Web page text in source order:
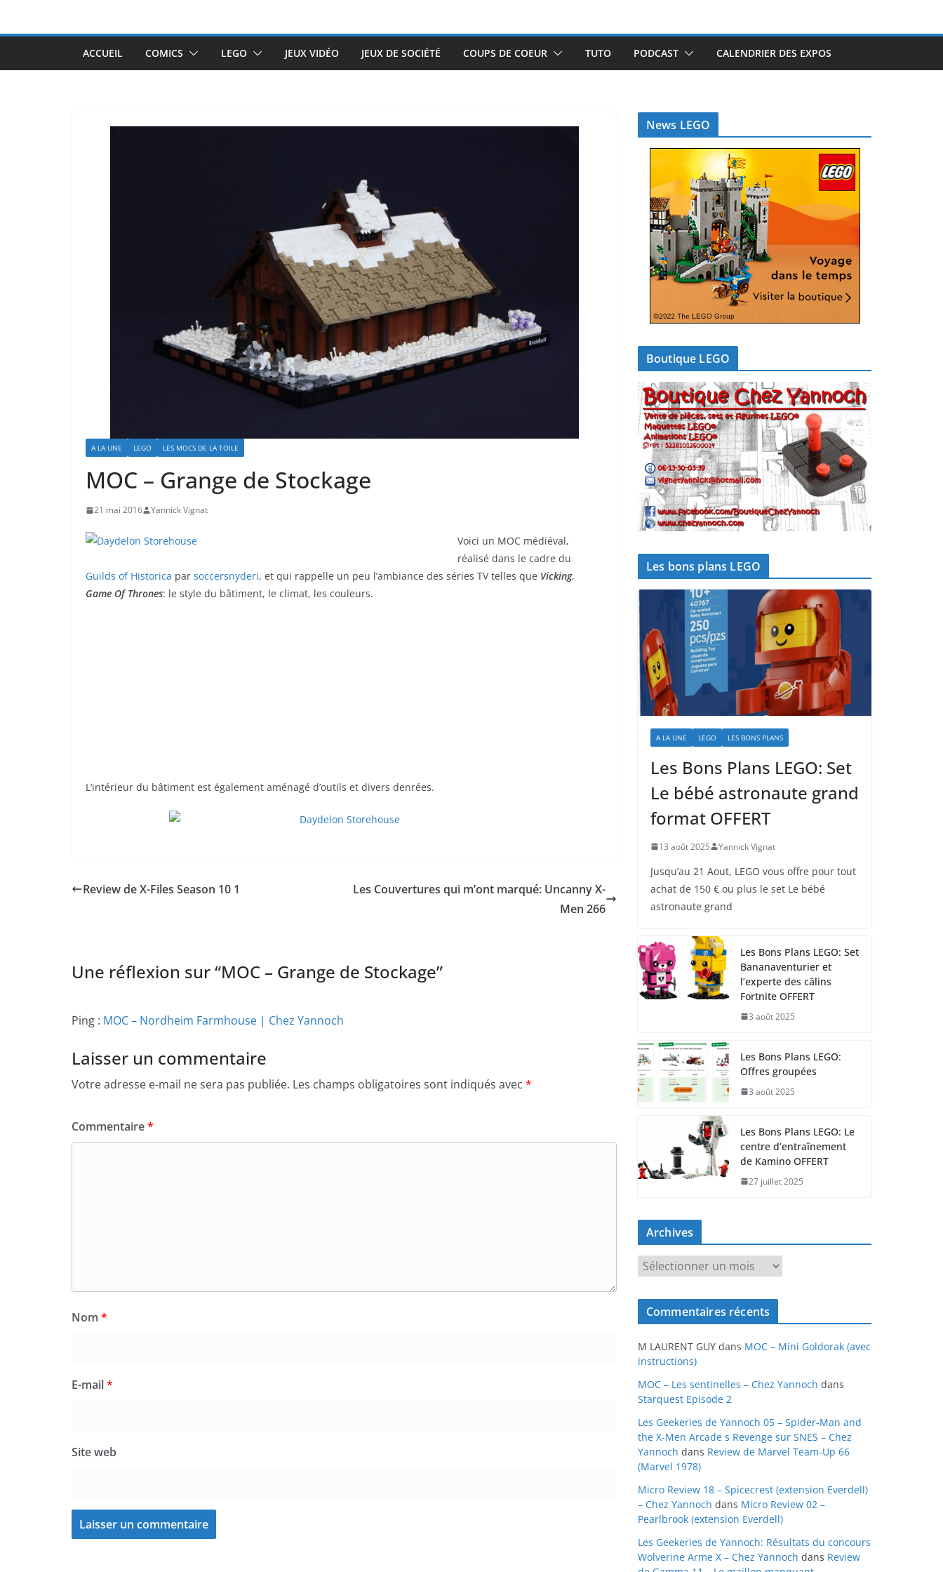
ACCUEIL COMICS LEGO JEUX VIDÉO JEUX DE SOCIÉTÉ COUPS DE COEUR TUTO PODCAST CALENDRIER DES EXPOS
A LA UNE LEGO LES MOCS DE LA TOILE
MOC – Grange de Stockage
21 mai 2016 Yannick Vignat
Voici un MOC médiéval,
réalisé dans le cadre du
Guilds of Historica par soccersnyderi, et qui rappelle un peu l’ambiance des séries TV telles que Vicking,
Game Of Thrones: le style du bâtiment, le climat, les couleurs.
L’intérieur du bâtiment est également aménagé d’outils et divers denrées.
Review de X-Files Season 10 1
Les Couvertures qui m’ont marqué: Uncanny X-
Men 266
Une réflexion sur “MOC – Grange de Stockage”
Ping : MOC – Nordheim Farmhouse | Chez Yannoch
Laisser un commentaire
Votre adresse e-mail ne sera pas publiée. Les champs obligatoires sont indiqués avec *
Commentaire*
Nom *
E-mail*
Site web
News LEGO
Boutique LEGO
Les bons plans LEGO
A LA UNE LEGO LES BONS PLANS
Les Bons Plans LEGO: Set
Le bébé astronaute grand
format OFFERT
13 août 2025 Yannick Vignat
Jusqu’au 21 Aout, LEGO vous offre pour tout
achat de 150 € ou plus le set Le bébé
astronaute grand
Les Bons Plans LEGO: Set
Bananaventurier et
l’experte des câlins
Fortnite OFFERT
3 août 2025
Les Bons Plans LEGO:
Offres groupées
3 août 2025
Les Bons Plans LEGO: Le
centre d’entraînement
de Kamino OFFERT
27 juillet 2025
Archives
r
c
v
e
s
Commentaires récents
M LAURENT GUY dans MOC – Mini Goldorak (avec
instructions)
MOC – Les sentinelles – Chez Yannoch dans
Starquest Episode 2
Les Geekeries de Yannoch 05 – Spider-Man and
the X-Men Arcade s Revenge sur SNES – Chez
Yannoch dans Review de Marvel Team-Up 66
(Marvel 1978)
Micro Review 18 – Spicecrest (extension Everdell)
– Chez Yannoch dans Micro Review 02 –
Pearlbrook (extension Everdell)
Les Geekeries de Yannoch: Résultats du concours
Wolverine Arme X – Chez Yannoch dans Review